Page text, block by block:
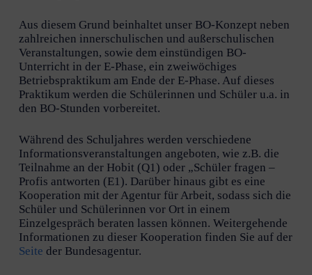
Aus diesem Grund beinhaltet unser BO-Konzept neben
zahlreichen innerschulischen und außerschulischen
Veranstaltungen, sowie dem einstündigen BO-
Unterricht in der E-Phase, ein zweiwöchiges
Betriebspraktikum am Ende der E-Phase. Auf dieses
Praktikum werden die Schülerinnen und Schüler u.a. in
den BO-Stunden vorbereitet.
Während des Schuljahres werden verschiedene
Informationsveranstaltungen angeboten, wie z.B. die
Teilnahme an der Hobit (Q1) oder „Schüler fragen –
Profis antworten (E1). Darüber hinaus gibt es eine
Kooperation mit der Agentur für Arbeit, sodass sich die
Schüler und Schülerinnen vor Ort in einem
Einzelgespräch beraten lassen können. Weitergehende
Informationen zu dieser Kooperation finden Sie auf der
Seite der Bundesagentur.